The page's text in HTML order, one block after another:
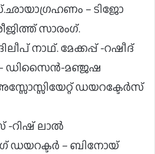
– ടിജോ
സാരംഗ്.
നാഥ്. മേക്കപ്പ് -റഷീദ്
– ഡിസൈൻ-മഞ്ജഷ
ഡയറക്ടേർസ്
-റിഷ് ലാൽ
ഡയറക്ടർ – ബിനോയ്